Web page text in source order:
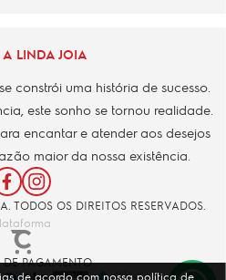
A LINDA JOIA
constrói uma história de sucesso.
este sonho se tornou realidade.
encantar e atender aos desejos
maior da nossa existência.
TODOS OS DIREITOS RESERVADOS.
PAGAMENTO
de acordo com nossa política de